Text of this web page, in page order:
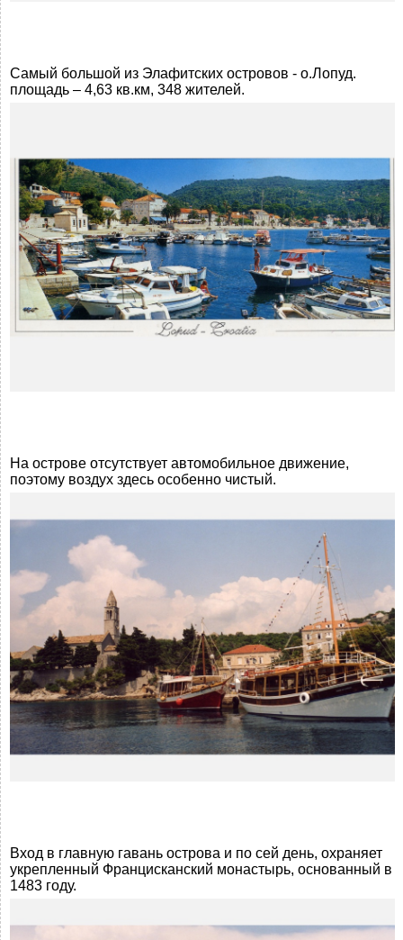
Самый большой из Элафитских островов - о.Лопуд.
площадь – 4,63 кв.км, 348 жителей.
На острове отсутствует автомобильное движение,
поэтому воздух здесь особенно чистый.
Вход в главную гавань острова и по сей день, охраняет
укрепленный Францисканский монастырь, основанный в
1483 году.